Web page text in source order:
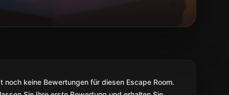
noch keine Bewertungen für diesen Escape Room.